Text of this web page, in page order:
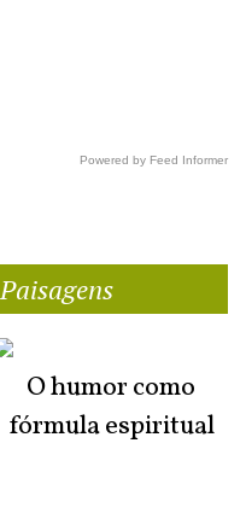
Powered by Feed Informer
Paisagens
O humor como
fórmula espiritual